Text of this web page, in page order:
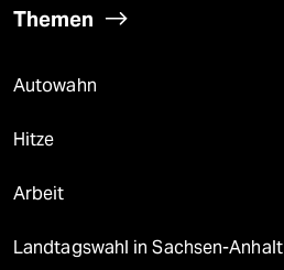
Themen
Autowahn
Hitze
Arbeit
Landtagswahl in Sachsen-Anhalt